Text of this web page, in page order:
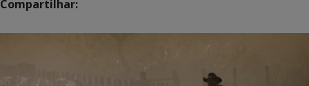
Compartilhar: